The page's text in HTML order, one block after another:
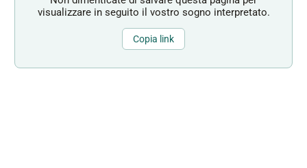
visualizzare in seguito il vostro sogno interpretato.
Copia link